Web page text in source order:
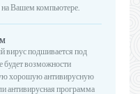
Вашем компьютере.
вирус подшивается под
будет возможности
хорошую антивирусную
антивирусная программа